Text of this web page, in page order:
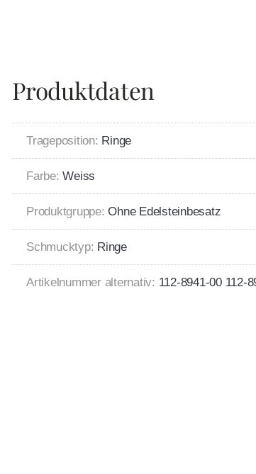
Produktdaten
Trageposition: Ringe
Farbe: Weiss
Produktgruppe: Ohne Edelsteinbesatz
Schmucktyp: Ringe
Artikelnummer alternativ: 112-8941-00 112-